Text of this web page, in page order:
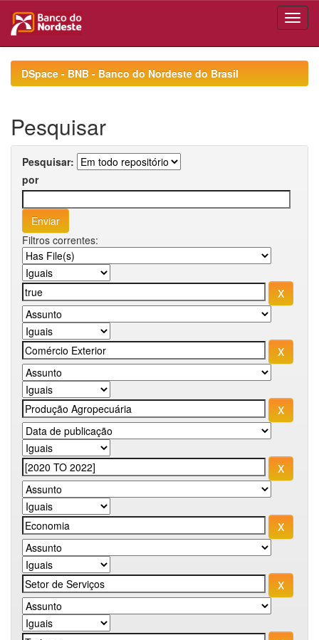
navigationDSpace - BNB - Banco do Nordeste do Brasil
Pesquisar
Pesquisar:
por
Filtros correntes: